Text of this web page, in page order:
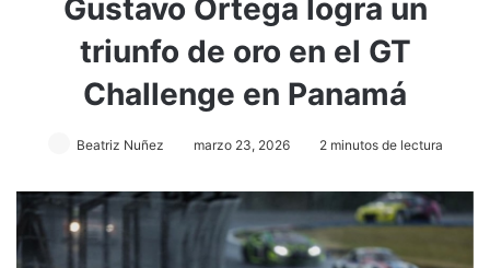
Gustavo Ortega logra un
triunfo de oro en el GT
Challenge en Panamá
Beatriz Nuñez marzo 23, 2026 2 minutos de lectura